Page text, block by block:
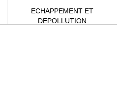
ECHAPPEMENT ET
DEPOLLUTION